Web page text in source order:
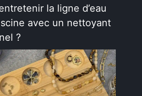
la ligne d’eau
avec un nettoyant
?